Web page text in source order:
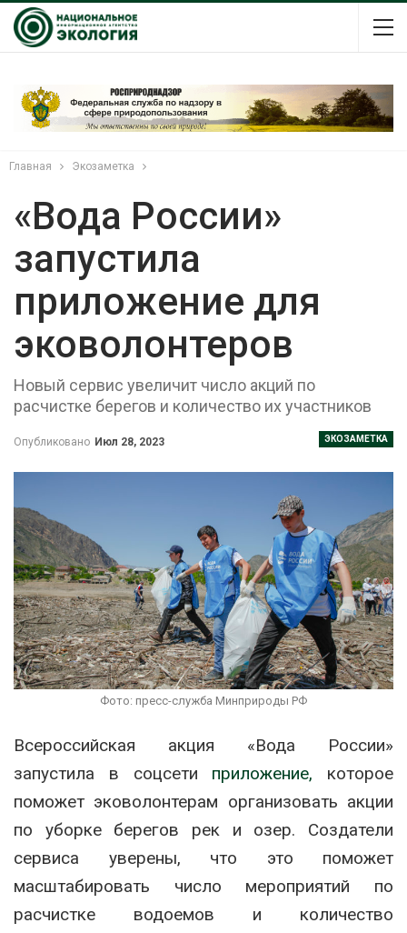
Главная Экозаметка
«Вода России»
запустила
приложение для
эковолонтеров
Новый сервис увеличит число акций по
расчистке берегов и количество их участников
ЭКОЗАМЕТКА
Опубликовано Июл 28, 2023
Фото: пресс-служба Минприроды РФ
Всероссийская акция «Вода России»
запустила в соцсети приложение, которое
поможет эковолонтерам организовать акции
по уборке берегов рек и озер. Создатели
сервиса уверены, что это поможет
масштабировать число мероприятий по
расчистке водоемов и количество